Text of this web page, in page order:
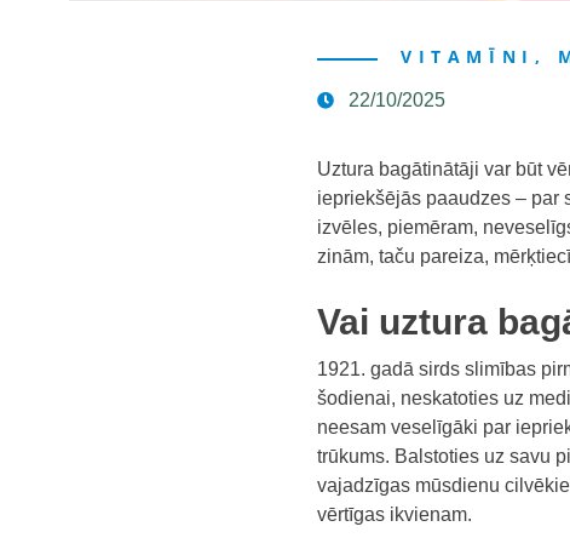
VITAMĪNI,
22/10/2025
Uztura bagātinātāji var būt
iepriekšējās paaudzes – par
izvēles, piemēram,
zinām, taču pareiza,
Vai uztura
1921. gadā sirds slimības
šodienai, neskatoties uz
neesam veselīgāki par
trūkums. Balstoties uz savu
vajadzīgas mūsdienu
vērtīgas ikvienam.